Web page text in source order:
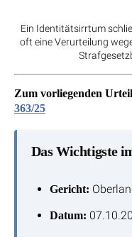
Ein Identitätsirrtum
oft eine Verurteilung
Zum vorliegenden
363/25
Das Wichtigste
Gericht:
Datum: